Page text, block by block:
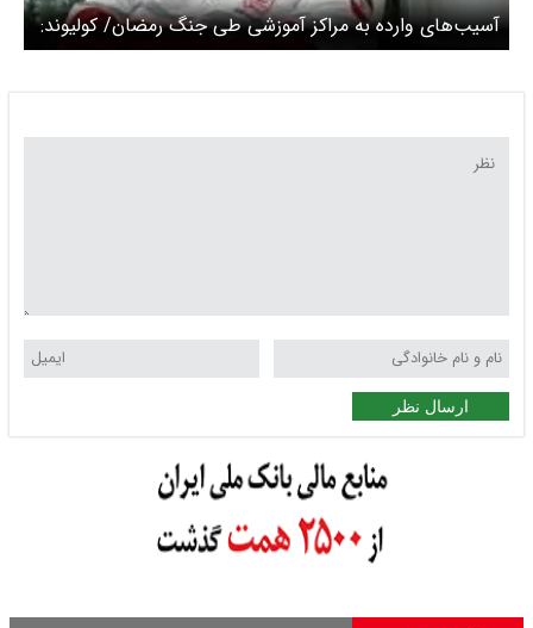
آسیب‌های وارده به مراکز آموزشی طی جنگ رمضان/ کولیوند:
اجازه ندادیم مردم برای تهیه دارو نگران شوند
ارسال نظر